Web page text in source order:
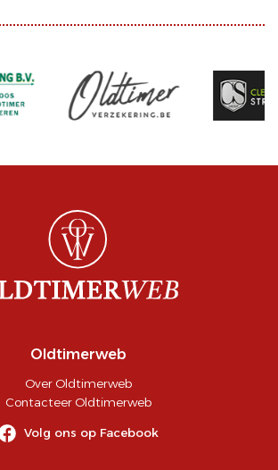
Oldtimerweb
Over Oldtimerweb
Contacteer Oldtimerweb
Volg ons op Facebook